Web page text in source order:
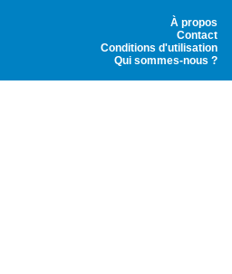
À propos
Contact
Conditions d'utilisation
Qui sommes-nous ?